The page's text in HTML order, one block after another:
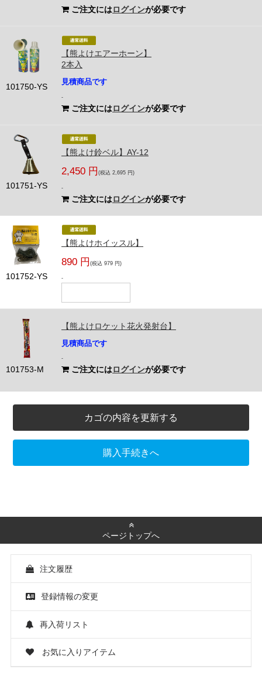
ご注文にはログインが必要です
101750-YS
【熊よけエアーホーン】
2本入
見積商品です
-
ご注文にはログインが必要です
101751-YS
【熊よけ鈴ベル】AY-12
2,450 円 (税込 2,695 円)
-
ご注文にはログインが必要です
101752-YS
【熊よけホイッスル】
890 円 (税込 979 円)
-
101753-M
【熊よけロケット花火発射台】
見積商品です
-
ご注文にはログインが必要です
カゴの内容を更新する
購入手続きへ
ページトップへ
注文履歴
登録情報の変更
再入荷リスト
お気に入りアイテム